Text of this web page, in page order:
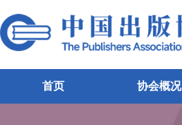
首页 协会概况